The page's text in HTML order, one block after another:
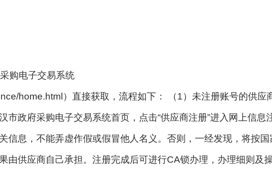
购电子交易系统
home.html）直接获取，流程如下： （1）未注册账号的供应
市政府采购电子交易系统首页，点击“供应商注册”进入网上信息
信息，不能弄虚作假或假冒他人名义。否则，一经发现，将按国
由供应商自己承担。注册完成后可进行CA锁办理，办理细则及